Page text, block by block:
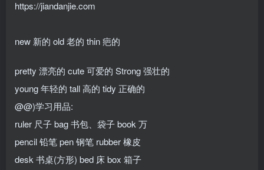
https://jiandanjie.com
new 新的 old 老的 thin 疤的
pretty 漂亮的 cute 可爱的 Strong 强壮的
young 年轻的 tall 高的 tidy 正确的
@@)学习用品:
ruler 尺子 bag 书包、袋子 book 万
pencil 铅笔 pen 钢笔 rubber 橡皮
desk 书桌(方形) bed 床 box 箱子